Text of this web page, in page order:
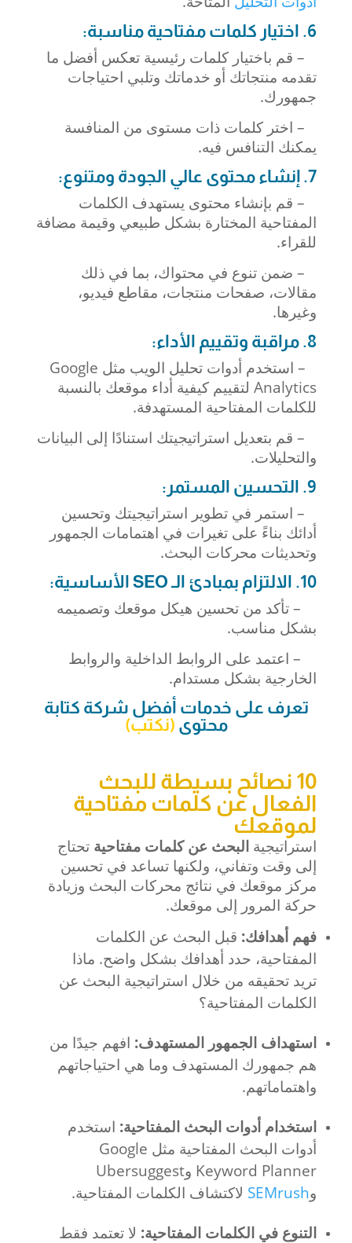
6. اختيار كلمات مفتاحية مناسبة:
– قم باختيار كلمات رئيسية تعكس أفضل ما
تقدمه منتجاتك أو خدماتك وتلبي احتياجات
جمهورك.
– اختر كلمات ذات مستوى من المنافسة
يمكنك التنافس فيه.
7. إنشاء محتوى عالي الجودة ومتنوع:
– قم بإنشاء محتوى يستهدف الكلمات
المفتاحية المختارة بشكل طبيعي وقيمة مضافة
للقراء.
– ضمن تنوع في محتواك، بما في ذلك
مقالات، صفحات منتجات، مقاطع فيديو،
وغيرها.
8. مراقبة وتقييم الأداء:
– استخدم أدوات تحليل الويب مثل Google
Analytics لتقييم كيفية أداء موقعك بالنسبة
للكلمات المفتاحية المستهدفة.
– قم بتعديل استراتيجيتك استنادًا إلى البيانات
والتحليلات.
9. التحسين المستمر:
– استمر في تطوير استراتيجيتك وتحسين
أدائك بناءً على تغيرات في اهتمامات الجمهور
وتحديثات محركات البحث.
10. الالتزام بمبادئ الـ SEO الأساسية:
– تأكد من تحسين هيكل موقعك وتصميمه
بشكل مناسب.
– اعتمد على الروابط الداخلية والروابط
الخارجية بشكل مستدام.
تعرف على خدمات أفضل شركة كتابة
محتوى (نكتب)
10 نصائح بسيطة للبحث
الفعال عن كلمات مفتاحية
لموقعك
استراتيجية البحث عن كلمات مفتاحية تحتاج
إلى وقت وتفاني، ولكنها تساعد في تحسين
مركز موقعك في نتائج محركات البحث وزيادة
حركة المرور إلى موقعك.
فهم أهدافك: قبل البحث عن الكلمات
المفتاحية، حدد أهدافك بشكل واضح. ماذا
تريد تحقيقه من خلال استراتيجية البحث عن
الكلمات المفتاحية؟
استهداف الجمهور المستهدف: افهم جيدًا من
هم جمهورك المستهدف وما هي احتياجاتهم
واهتماماتهم.
استخدام أدوات البحث المفتاحية: استخدم
أدوات البحث المفتاحية مثل Google
Keyword Planner وUbersuggest
وSEMrush لاكتشاف الكلمات المفتاحية.
التنوع في الكلمات المفتاحية: لا تعتمد فقط